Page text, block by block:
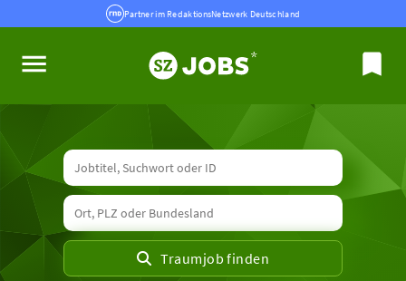
Partner im RedaktionsNetzwerk Deutschland